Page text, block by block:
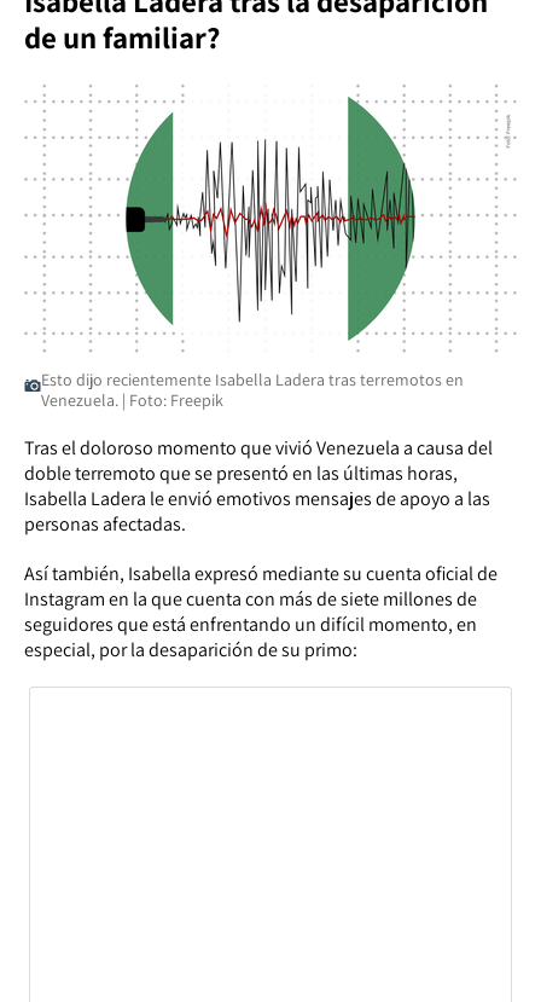
de un familiar?
Esto dijo recientemente Isabella Ladera tras terremotos en
Venezuela. | Foto: Freepik
Tras el doloroso momento que vivió Venezuela a causa del
doble terremoto que se presentó en las últimas horas,
Isabella Ladera le envió emotivos mensajes de apoyo a las
personas afectadas.
Así también, Isabella expresó mediante su cuenta oficial de
Instagram en la que cuenta con más de siete millones de
seguidores que está enfrentando un difícil momento, en
especial, por la desaparición de su primo: